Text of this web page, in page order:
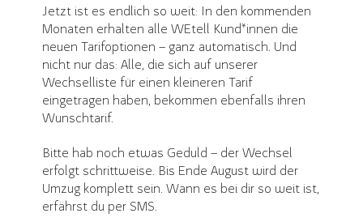
Jetzt ist es endlich so weit: In den kommenden
Monaten erhalten alle WEtell Kund*innen die
neuen Tarifoptionen – ganz automatisch. Und
nicht nur das: Alle, die sich auf unserer
Wechselliste für einen kleineren Tarif
eingetragen haben, bekommen ebenfalls ihren
Wunschtarif.
Bitte hab noch etwas Geduld – der Wechsel
erfolgt schrittweise. Bis Ende August wird der
Umzug komplett sein. Wann es bei dir so weit ist,
erfährst du per SMS.